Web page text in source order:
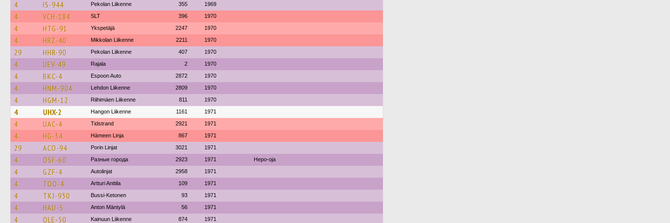
4 IS-944 Pekolan Liikenne 355 1969
4 VCH-184 SLT 396 1970
4 HTG-91 Ykspetäjä 2247 1970
4 HRZ-40 Mikkolan Liikenne 2211 1970
29 HHR-90 Pekolan Liikenne 407 1970
4 UEV-49 Rajala 2 1970
4 BKC-4 Espoon Auto 2872 1970
4 HNM-904 Lehdon Liikenne 2809 1970
4 HGM-12 Riihimäen Liikenne 811 1970
4 UHX-2 Hangon Liikenne 1161 1971
4 UAC-4 Tidstrand 2921 1971
4 HG-34 Hämeen Linja 867 1971
29 ACO-94 Porin Linjat 3021 1971
4 OSF-60 Разные города 2923 1971 Hepo-oja
4 GZF-4 Autolinjat 2958 1971
4 TOO-4 Artturi Anttila 109 1971
4 TKJ-930 Bussi-Ketonen 93 1971
4 HAU-5 Anton Mäntylä 56 1971
4 OLE-50 Kainuun Liikenne 874 1971